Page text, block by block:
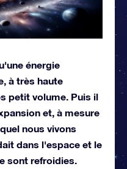
énergie
à très haute
petit volume. Puis il
et, à mesure
nous vivons
dans l'espace et le
sont refroidies.